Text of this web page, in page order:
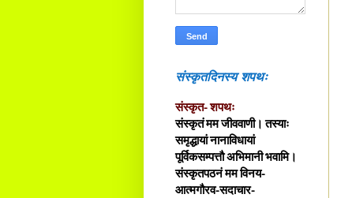
संस्कृतदिनस्य शपथः
संस्कृत- शपथः
संस्कृतं मम जीववाणी। तस्याः
समृद्धायां नानाविधायां
पूर्विकसम्पत्तौ अभिमानी भवामि।
संस्कृतपठनं मम विनय-
आत्मगौरव-सदाचार-